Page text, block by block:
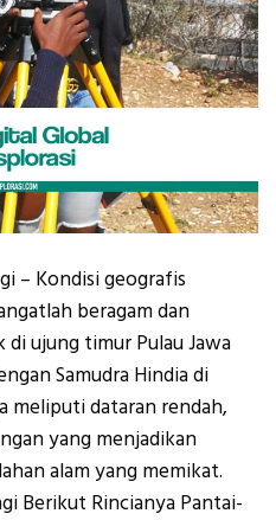
– Kondisi geografis
beragam dan
ujung timur Pulau Jawa
Samudra Hindia di
meliputi dataran rendah,
yang menjadikan
alam yang memikat.
Berikut Rincianya Pantai-